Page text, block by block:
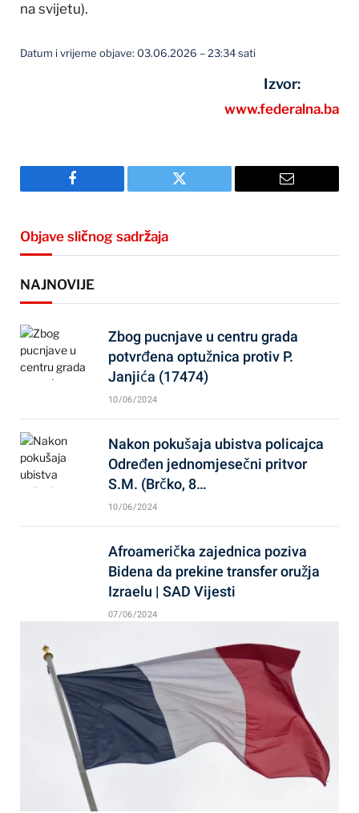
na svijetu).
Datum i vrijeme objave: 03.06.2026 – 23:34 sati
Izvor:
www.federalna.ba
Facebook Twitter Email
Objave sličnog sadržaja
NAJNOVIJE
Zbog pucnjave u centru grada
potvrđena optužnica protiv P.
Janjića (17474)
10/06/2024
Nakon pokušaja ubistva policajca
Određen jednomjesečni pritvor
S.M. (Brčko, 8…
10/06/2024
Afroamerička zajednica poziva
Bidena da prekine transfer oružja
Izraelu | SAD Vijesti
07/06/2024